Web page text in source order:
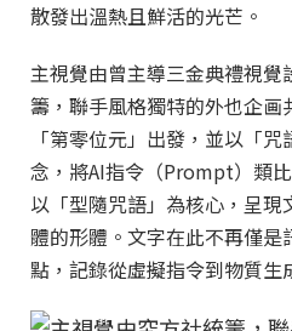
散發出溫熱且鮮活的光芒。
主視覺由曾主導三金典禮視
籌，聯手風格獨特的外也企画
「第零位元」出發，並以「
念，將AI指令（Prompt）類
以「型隨咒語」為核心，呈
體的形體。文字在此不再僅
點，記錄從虛擬指令到物質生